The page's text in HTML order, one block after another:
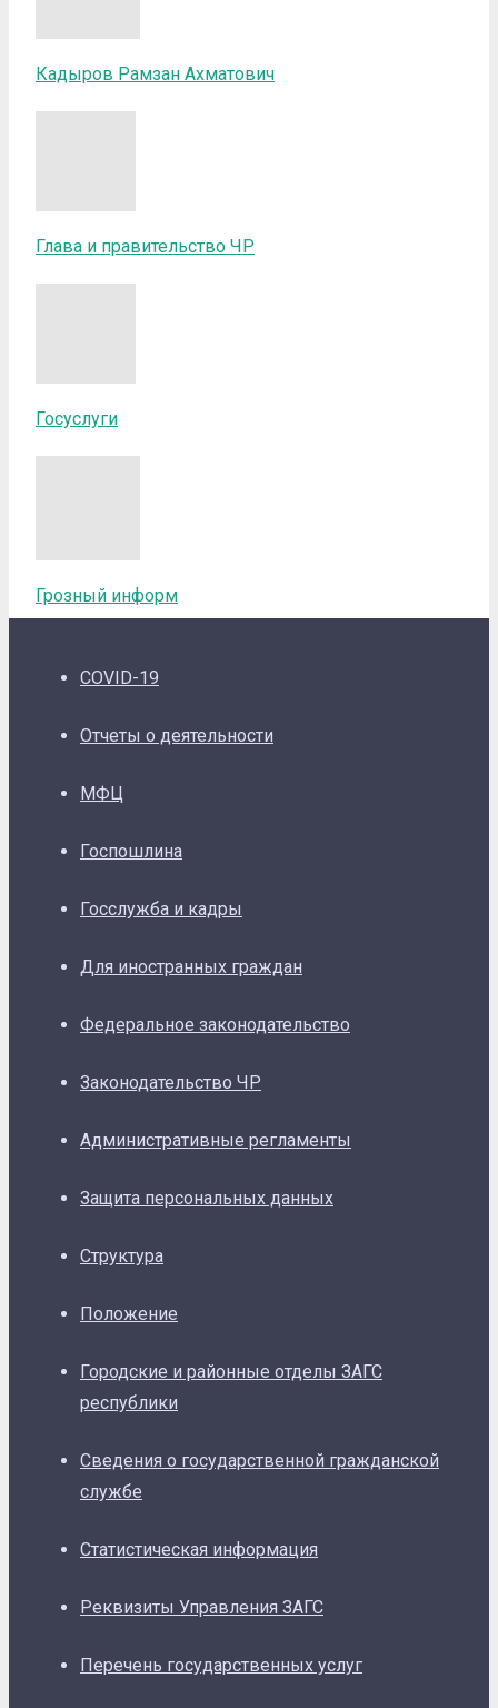
Кадыров Рамзан Ахматович
Глава и правительство ЧР
Госуслуги
Грозный информ
COVID-19
Отчеты о деятельности
МФЦ
Госпошлина
Госслужба и кадры
Для иностранных граждан
Федеральное законодательство
Законодательство ЧР
Административные регламенты
Защита персональных данных
Структура
Положение
Городские и районные отделы ЗАГС
республики
Сведения о государственной гражданской
службе
Статистическая информация
Реквизиты Управления ЗАГС
Перечень государственных услуг